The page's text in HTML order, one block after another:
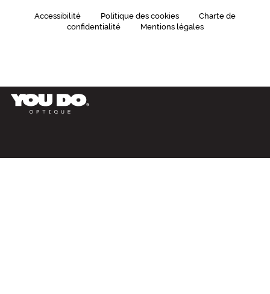
Accessibilité Politique des cookies
Charte de
confidentialité
Mentions légales